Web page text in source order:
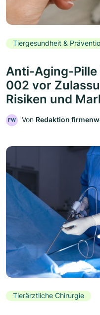
Tiergesundheit &
Anti-Aging-Pille
002 vor
Risiken und
FW Von Redaktion
Tierärztliche Chirurgie